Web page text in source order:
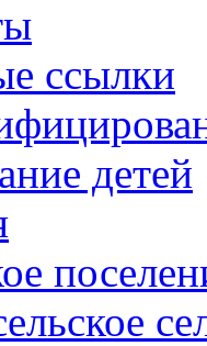
ссылки
детей